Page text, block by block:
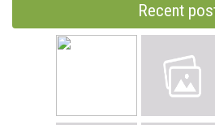
Recent